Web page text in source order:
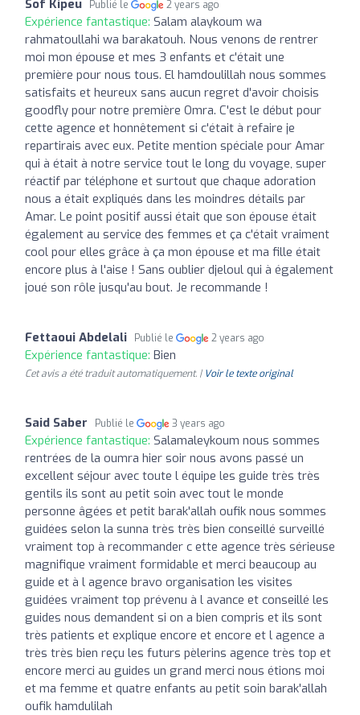
Sof Kipeu Publié le 2 years ago
Expérience fantastique: Salam alaykoum wa
rahmatoullahi wa barakatouh. Nous venons de rentrer
moi mon épouse et mes 3 enfants et c'était une
première pour nous tous. El hamdoulillah nous sommes
satisfaits et heureux sans aucun regret d'avoir choisis
goodfly pour notre première Omra. C'est le début pour
cette agence et honnêtement si c'était à refaire je
repartirais avec eux. Petite mention spéciale pour Amar
qui à était à notre service tout le long du voyage, super
réactif par téléphone et surtout que chaque adoration
nous a était expliqués dans les moindres détails par
Amar. Le point positif aussi était que son épouse était
également au service des femmes et ça c'était vraiment
cool pour elles grâce à ça mon épouse et ma fille était
encore plus à l'aise ! Sans oublier djeloul qui à également
joué son rôle jusqu'au bout. Je recommande !
Fettaoui Abdelali Publié le 2 years ago
Expérience fantastique: Bien
Cet avis a été traduit automatiquement. | Voir le texte original
Said Saber Publié le 3 years ago
Expérience fantastique: Salamaleykoum nous sommes
rentrées de la oumra hier soir nous avons passé un
excellent séjour avec toute l équipe les guide très très
gentils ils sont au petit soin avec tout le monde
personne âgées et petit barak'allah oufik nous sommes
guidées selon la sunna très très bien conseillé surveillé
vraiment top à recommander c ette agence très sérieuse
magnifique vraiment formidable et merci beaucoup au
guide et à l agence bravo organisation les visites
guidées vraiment top prévenu à l avance et conseillé les
guides nous demandent si on a bien compris et ils sont
très patients et explique encore et encore et l agence a
très très bien reçu les futurs pèlerins agence très top et
encore merci au guides un grand merci nous étions moi
et ma femme et quatre enfants au petit soin barak'allah
oufik hamdulilah